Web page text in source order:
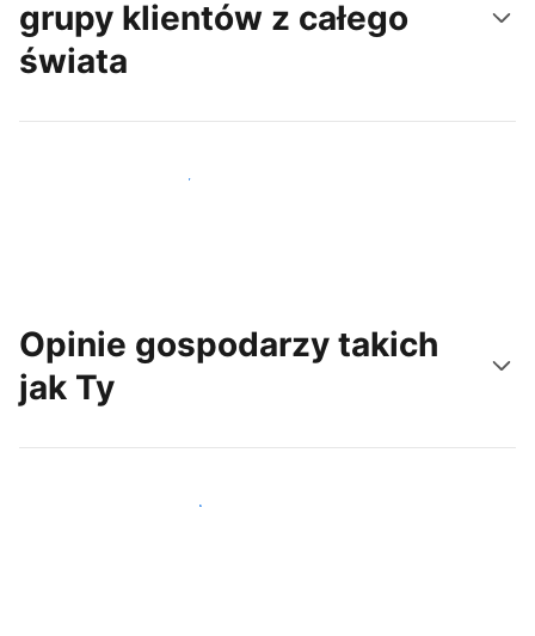
grupy klientów z całego
świata
Dotrzyj do nowych gości już dziś
Opinie gospodarzy takich
jak Ty
Dołącz do gospodarzy takich jak Ty